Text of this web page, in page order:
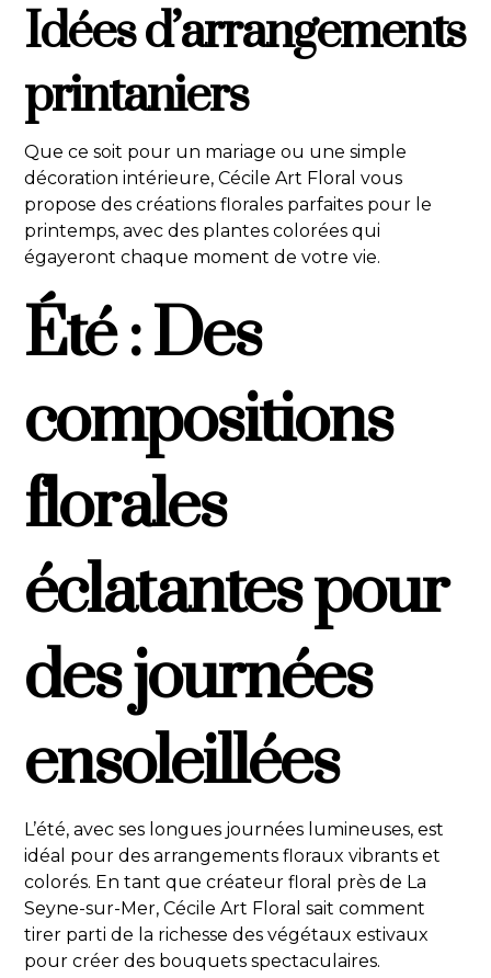
Idées d’arrangements
printaniers
Que ce soit pour un mariage ou une simple
décoration intérieure, Cécile Art Floral vous
propose des créations florales parfaites pour le
printemps, avec des plantes colorées qui
égayeront chaque moment de votre vie.
Été : Des
compositions
florales
éclatantes pour
des journées
ensoleillées
L’été, avec ses longues journées lumineuses, est
idéal pour des arrangements floraux vibrants et
colorés. En tant que créateur floral près de La
Seyne-sur-Mer, Cécile Art Floral sait comment
tirer parti de la richesse des végétaux estivaux
pour créer des bouquets spectaculaires.